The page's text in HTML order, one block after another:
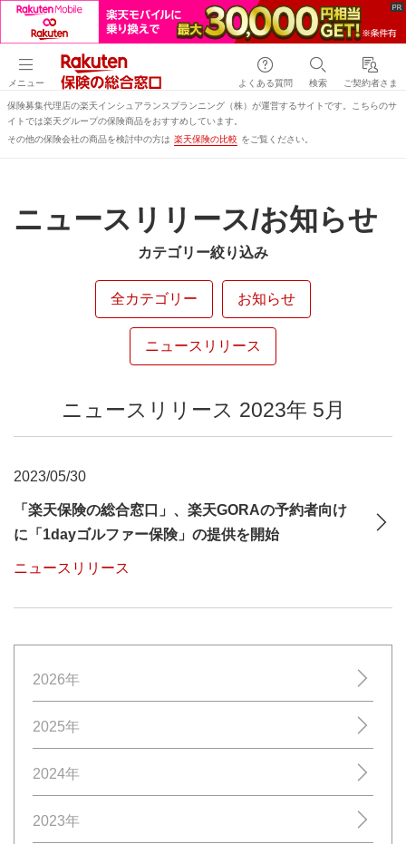
メニュー よくある質問 検索 ご契約者さま
保険募集代理店の楽天インシュアランスプランニング（株）が運営するサイトです。こちらのサ
イトでは楽天グループの保険商品をおすすめしています。
その他の保険会社の商品を検討中の方は 楽天保険の比較 をご覧ください。
ニュースリリース/お知らせ
カテゴリー絞り込み
全カテゴリー お知らせ
ニュースリリース
ニュースリリース 2023年 5月
2023/05/30
「楽天保険の総合窓口」、楽天GORAの予約者向け
に「1dayゴルファー保険」の提供を開始
ニュースリリース
2026年
2025年
2024年
2023年